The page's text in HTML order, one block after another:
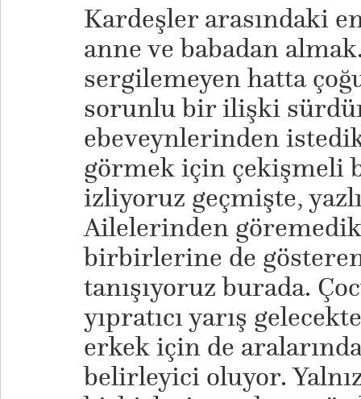
Kardeşler arasındaki
anne ve babadan
sergilemeyen hatta
sorunlu bir ilişki
ebeveynlerinden
görmek için çekişmeli
izliyoruz geçmişte,
Ailelerinden
birbirlerine de
tanışıyoruz burada.
yıpratıcı yarış
erkek için de
belirleyici oluyor.